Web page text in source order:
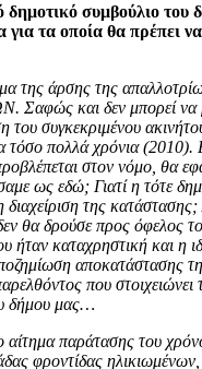
δημοτικό συμβούλιο του
τα οποία θα πρέπει να
της άρσης της
και δεν μπορεί να
του συγκεκριμένου
τόσο πολλά χρόνια
στον νόμο, θα
ως εδώ; Γιατί η τότε
της
θα δρούσε προς όφελος
ήταν καταχρηστική και η
αποκατάστασης
που στοιχειώνει
δήμου μας…
αίτημα παράτασης του
φροντίδας